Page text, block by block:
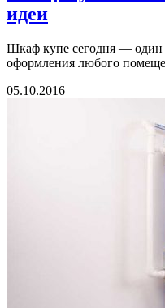
идеи
Шкаф купе сегодня — один
оформления любого
05.10.2016